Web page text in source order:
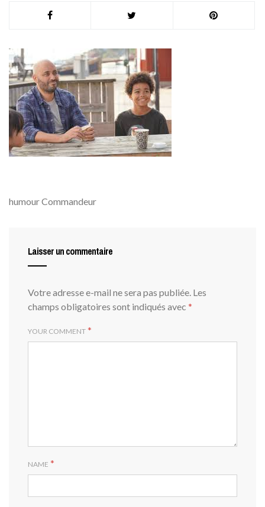
humour Commandeur
Laisser un commentaire
Votre adresse e-mail ne sera pas publiée. Les
champs obligatoires sont indiqués avec *
YOUR COMMENT *
NAME *